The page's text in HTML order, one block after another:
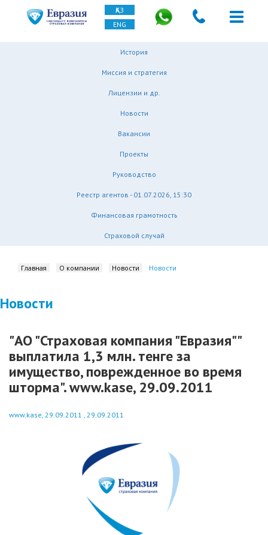
ҚАЗ
ENG
История
Миссия и стратегия
Лицензии и др.
Новости
Вакансии
Проекты
Руководство
Реестр агентов - 01.07.2026, 15:30
Финансовая грамотность
Страховой случай
Главная О компании Новости Новости
Новости
"АО "Страховая компания "Евразия""
выплатила 1,3 млн. тенге за
имущество, поврежденное во время
шторма". www.kase, 29.09.2011
www.kase, 29.09.2011 , 29.09.2011